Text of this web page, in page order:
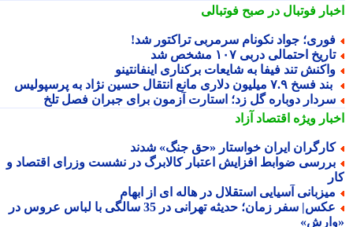
فوتبال در صبح فوتبالی
جواد نکونام سرمربی تراکتور شد!
احتمالی دربی ۱۰۷ مشخص شد
تند فیفا به شایعات برکناری اینفانتینو
۷.۹ میلیون دلاری مانع انتقال حسین نژاد به پرسپولیس
دوباره گل زد؛ استارت آزمون برای جبران فصل تلخ
ویژهاقتصاد آزاد
ایران خواستار «حق جنگ» شدند
ضوابط افزایش اعتبار کالابرگ در نشست وزرای اقتصاد و
آسیایی استقلال در هاله ای از ابهام
عکس| سفر زمان؛ حدیثه تهرانی در 35 سالگی با لباس عروس در